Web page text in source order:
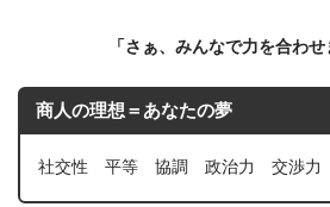
「さぁ、みんなで力を合わせ
商人の理想＝あなたの夢
社交性 平等 協調 政治力 交渉力